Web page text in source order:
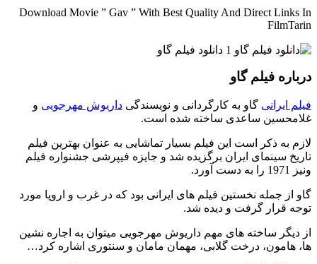
Download Movie ” Gav ” With Best Quality And Direct Links In
FilmTarin
درباره فیلم گاو
فیلم ایرانی گاو به کارگردانی و نویسندگی داریوش مهرجویی و
غلامحسین ساعدی ساخته شده است.
لازم به ذکر است این فیلم بسیار تماشایی به عنوان بهترین فیلم
تاریخ سینمای ایران برگزیده شد و جایزه فیپرشی جشنواره فیلم
ونیز 1971 را به دست آورد.
گاو از جمله نخستین فیلم های ایرانی بود که در غرب و اروپا مورد
توجه قرار گرفت و دیده شد.
از دیگر ساخته های مهم داریوش مهرجویی میتوان به اجاره نشین
ها، هامون، درخت گلابی، مهمان مامان و سنتوری اشاره کرد…